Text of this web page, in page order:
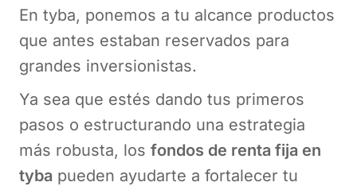
En tyba, ponemos a tu alcance productos
que antes estaban reservados para
grandes inversionistas.
Ya sea que estés dando tus primeros
pasos o estructurando una estrategia
más robusta, los fondos de renta fija en
tyba pueden ayudarte a fortalecer tu